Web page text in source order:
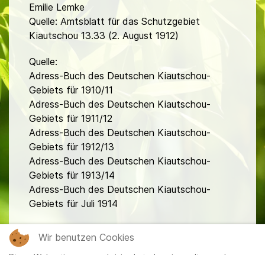
Emilie Lemke
Quelle: Amtsblatt für das Schutzgebiet
Kiautschou 13.33 (2. August 1912)
Quelle:
Adress-Buch des Deutschen Kiautschou-
Gebiets für 1910/11
Adress-Buch des Deutschen Kiautschou-
Gebiets für 1911/12
Adress-Buch des Deutschen Kiautschou-
Gebiets für 1912/13
Adress-Buch des Deutschen Kiautschou-
Gebiets für 1913/14
Adress-Buch des Deutschen Kiautschou-
Gebiets für Juli 1914
Wir benutzen Cookies